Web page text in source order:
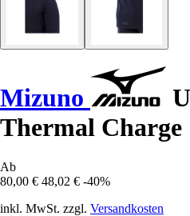
Mizuno
Thermal Charge
Ab
80,00 € 48,02 € -40%
inkl. MwSt. zzgl. Versandkosten